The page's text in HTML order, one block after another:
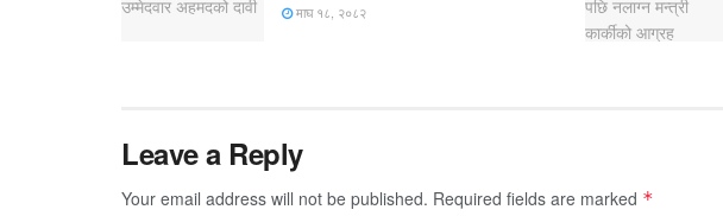
माघ १८, २०८२
Leave a Reply
Your email address will not be published. Required fields are marked *